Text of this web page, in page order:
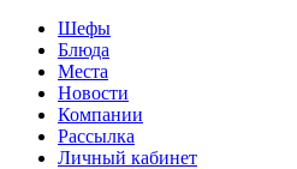
Шефы
Блюда
Места
Новости
Компании
Рассылка
Личный кабинет